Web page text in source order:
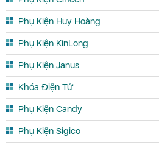
Phụ Kiện Huy Hoàng
Phụ Kiện KinLong
Phụ Kiện Janus
Khóa Điện Tử
Phụ Kiện Candy
Phụ Kiện Sigico